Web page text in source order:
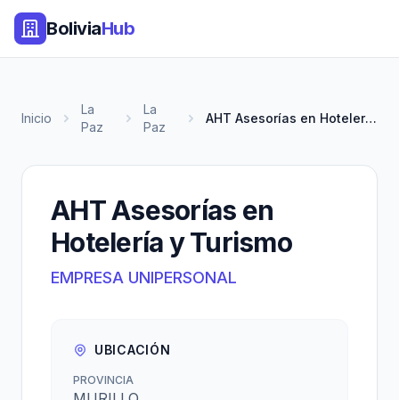
BoliviaHub
Inicio
La
Paz
La
Paz
AHT Asesorías en Hotelería y T...
AHT Asesorías en
Hotelería y Turismo
EMPRESA UNIPERSONAL
UBICACIÓN
PROVINCIA